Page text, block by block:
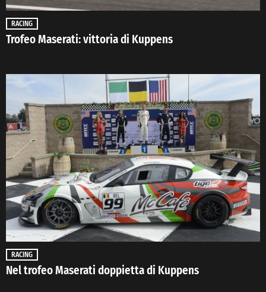
RACING
Trofeo Maserati: vittoria di Kuppens
RACING
Nel trofeo Maserati doppietta di Kuppens